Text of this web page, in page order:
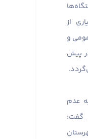
از
و
پیش
به عدم
گفت: